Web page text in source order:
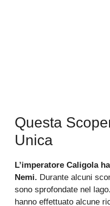
Questa
Unica
L’imperatore Caligola
Nemi. Durante alcuni
sono sprofondate nel
hanno effettuato alcune